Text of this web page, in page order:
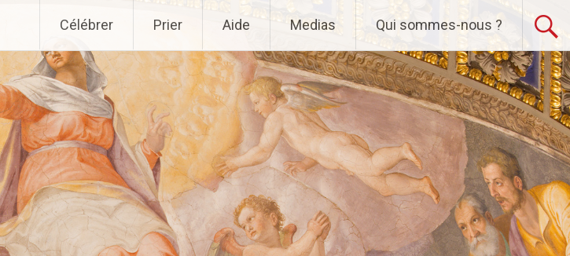
au
principal
Célébrer Prier Aide Medias Qui sommes-nous ?